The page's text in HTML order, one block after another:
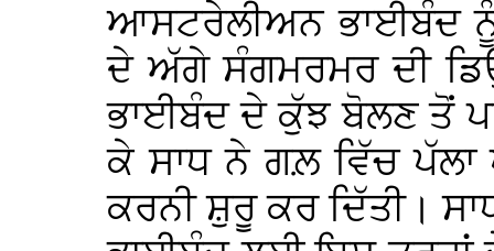
ਆਸਟਰੇਲੀਅਨ ਭਾਈਬੰਦ
ਦੇ ਅੱਗੇ ਸੰਗਮਰਮਰ ਦੀ
ਭਾਈਬੰਦ ਦੇ ਕੁੱਝ ਬੋਲਣ ਤੋਂ
ਕੇ ਸਾਧ ਨੇ ਗਲ਼ ਵਿੱਚ
ਕਰਨੀ ਸ਼ੁਰੂ ਕਰ ਦਿੱਤੀ।